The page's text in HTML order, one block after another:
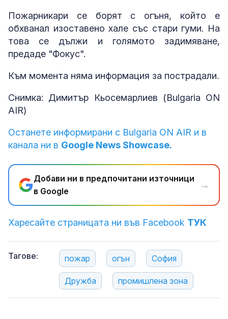
Пожарникари се борят с огъня, който е
обхванал изоставено хале със стари гуми. На
това се дължи и голямото задимяване,
предаде "Фокус".
Към момента няма информация за пострадали.
Снимка: Димитър Кьосемарлиев (Bulgaria ON
AIR)
Останете информирани с Bulgaria ON AIR и в
канала ни в Google News Showcase.
Добави ни в предпочитани източници
в Google
→
Харесайте страницата ни във Facebook ТУК
Тагове: пожар огън София
Дружба промишлена зона